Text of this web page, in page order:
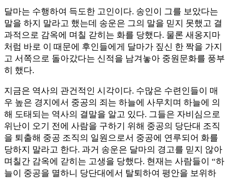
달마는 수행하여 득도한 고인이다. 송인이 그를 보았다는
말을 하지 말라고 했는데 송운은 그의 말을 믿지 못했고 결
과적으로 감옥에 며칠 갇히는 화를 당했다. 물론 새옹지마
처럼 바로 이 때문에 후인들에게 달마가 짚신 한 짝을 가지
고 서쪽으로 돌아갔다는 신적을 남겨놓아 중원문화를 풍부
히 했다.
지금은 역사의 관건적인 시각이다. 수많은 수련인들이 매
우 높은 경지에서 중공의 죄는 하늘에 사무치며 하늘에 의
해 도태되는 역사의 결말을 알고 있다. 그들은 자비심으로
위난이 오기 전에 사람을 구하기 위해 중공의 당단대 조직
을 퇴출해 중공 조직의 일원으로서 중공에 연루되어 화를
당하지 말라고 한다. 과거 송운은 달마의 경고를 믿지 않아
며칠간 감옥에 갇히는 고생을 당했다. 현재는 사람들이 “하
늘이 중공을 멸하니 당단대에서 탈퇴하여 평안을 보위하